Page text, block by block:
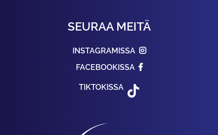
SEURAA MEITÄ
INSTAGRAMISSA
FACEBOOKISSA
TIKTOKISSA